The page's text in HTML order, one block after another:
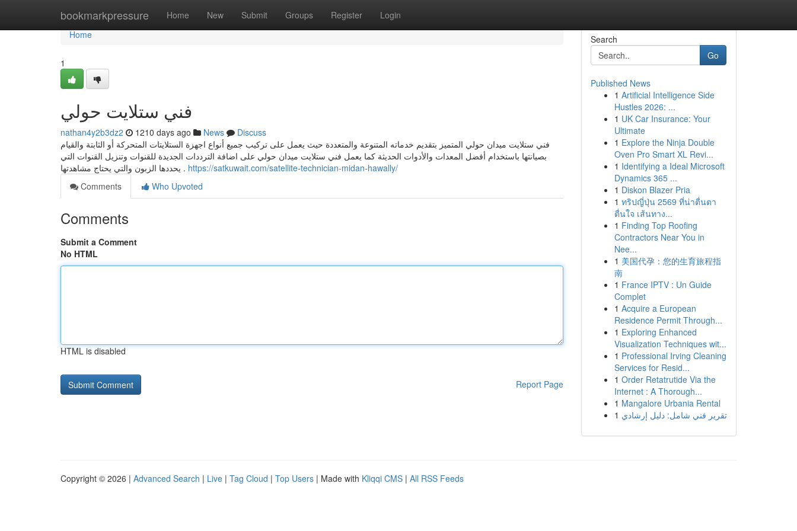
bookmarkpressure Home New Submit Groups Register Login
Home
Home
1
فني ستلايت حولي
nathan4y2b3dz2 1210 days ago News
Discuss
فني ستلايت ميدان حولي المتميز بتقديم خدماته المتنوعة والمتعددة حيث يعمل على تركيب جميع أنواع اجهزة الستلايتات المتحركة أو الثابتة والقيام
بصيانتها باستخدام أفضل المعدات والأدوات الحديثة كما يعمل فني ستلايت ميدان حولي على اضافة الترددات الجديدة للقنوات وتنزيل القنوات التي
يحددها الزبون والتي يحتاج مشاهدتها . https://satkuwait.com/satellite-technician-midan-hawally/
Comments
Who Upvoted
Comments
Submit a Comment
No HTML
HTML is disabled
Report Page
Search
Go
Published News
1 Artificial Intelligence Side
Hustles 2026: ...
1 UK Car Insurance: Your
Ultimate
1 Explore the Ninja Double
Oven Pro Smart XL Revi...
1 Identifying a Ideal Microsoft
Dynamics 365 ...
1 Diskon Blazer Pria
1 ทริปญี่ปุ่น 2569 ที่น่าตื่นตา
ตื่นใจ เส้นทาง...
1 Finding Top Roofing
Contractors Near You in
Nee...
1 美国代孕：您的生育旅程指
南
1 France IPTV : Un Guide
Complet
1 Acquire a European
Residence Permit Through...
1 Exploring Enhanced
Visualization Techniques wit...
1 Professional Irving Cleaning
Services for Resid...
1 Order Retatrutide Via the
Internet : A Thorough...
1 Mangalore Urbania Rental
1 تقرير فني شامل: دليل إرشادي
Copyright © 2026 | Advanced Search | Live | Tag Cloud | Top Users | Made with Kliqqi CMS | All RSS Feeds